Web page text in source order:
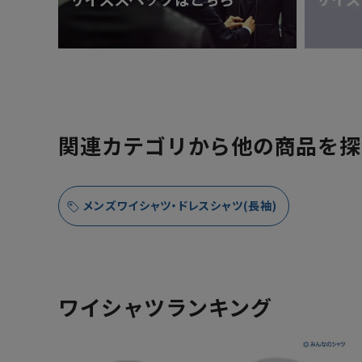
関連カテゴリから他の商品を
メンズワイシャツ・ドレスシャツ(長袖)
ワイシャツランキング